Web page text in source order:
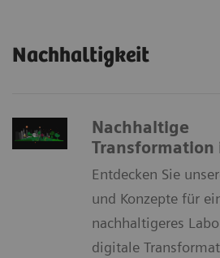
Nachhaltigkeit
Nachhaltige
Transformation
Entdecken Sie
und Konzepte für
nachhaltigeres
digitale